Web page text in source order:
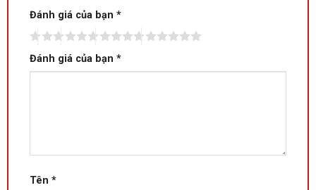
Đánh giá của bạn *
Đánh giá của bạn *
Tên *